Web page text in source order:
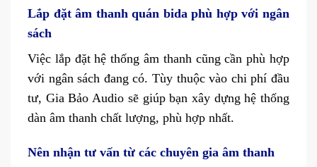
Lắp đặt âm thanh quán bida phù hợp với ngân
sách
Việc lắp đặt hệ thống âm thanh cũng cần phù hợp
với ngân sách đang có. Tùy thuộc vào chi phí đầu
tư, Gia Bảo Audio sẽ giúp bạn xây dựng hệ thống
dàn âm thanh chất lượng, phù hợp nhất.
Nên nhận tư vấn từ các chuyên gia âm thanh